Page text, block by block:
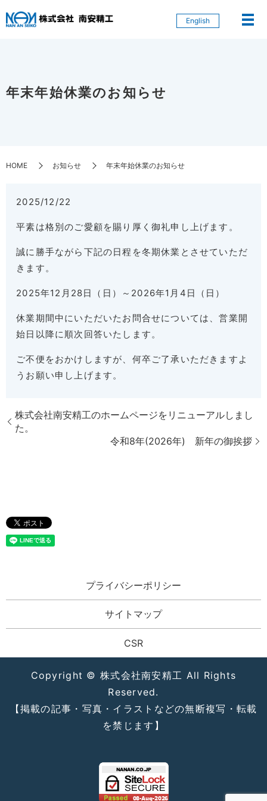
English
年末年始休業のお知らせ
HOME お知らせ 年末年始休業のお知らせ
2025/12/22
平素は格別のご愛顧を賜り厚く御礼申し上げます。
誠に勝手ながら下記の日程を冬期休業とさせていただ
きます。
2025年12月28日（日）～2026年1月4日（日）
休業期間中にいただいたお問合せについては、営業開
始日以降に順次回答いたします。
ご不便をおかけしますが、何卒ご了承いただきますよ
うお願い申し上げます。
株式会社南安精工のホームページをリニューアルしまし
た。
令和8年(2026年) 新年の御挨拶
プライバシーポリシー
サイトマップ
CSR
Copyright © 株式会社南安精工 All Rights
Reserved.
【掲載の記事・写真・イラストなどの無断複写・転載
を禁じます】